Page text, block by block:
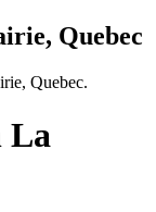
Quebec
Quebec.
La